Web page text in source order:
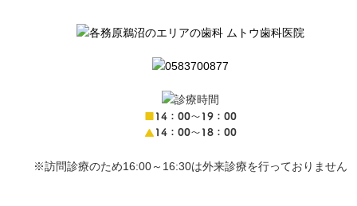
■14：00〜19：00
▲14：00〜18：00
※訪問診療のため16:00～16:30は外来診療を行っておりません